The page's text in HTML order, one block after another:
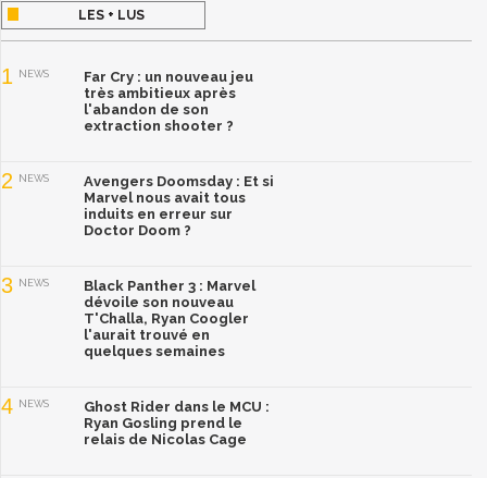
LES + LUS
1 NEWS
Far Cry : un nouveau jeu
très ambitieux après
l'abandon de son
extraction shooter ?
2 NEWS
Avengers Doomsday : Et si
Marvel nous avait tous
induits en erreur sur
Doctor Doom ?
3 NEWS
Black Panther 3 : Marvel
dévoile son nouveau
T'Challa, Ryan Coogler
l'aurait trouvé en
quelques semaines
4 NEWS
Ghost Rider dans le MCU :
Ryan Gosling prend le
relais de Nicolas Cage